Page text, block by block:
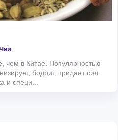
Чай
чем в Китае. Популярностью
бодрит, придает сил.
и специ...